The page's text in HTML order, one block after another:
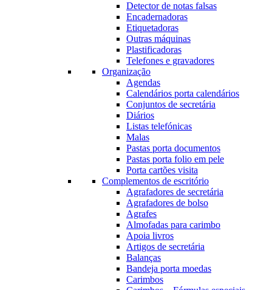
Detector de notas falsas
Encadernadoras
Etiquetadoras
Outras máquinas
Plastificadoras
Telefones e gravadores
Organização
Agendas
Calendários porta calendários
Conjuntos de secretária
Diários
Listas telefónicas
Malas
Pastas porta documentos
Pastas porta folio em pele
Porta cartões visita
Complementos de escritório
Agrafadores de secretária
Agrafadores de bolso
Agrafes
Almofadas para carimbo
Apoia livros
Artigos de secretária
Balanças
Bandeja porta moedas
Carimbos